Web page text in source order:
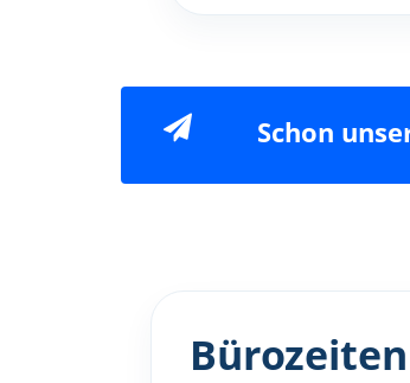
Schon
Bürozeiten